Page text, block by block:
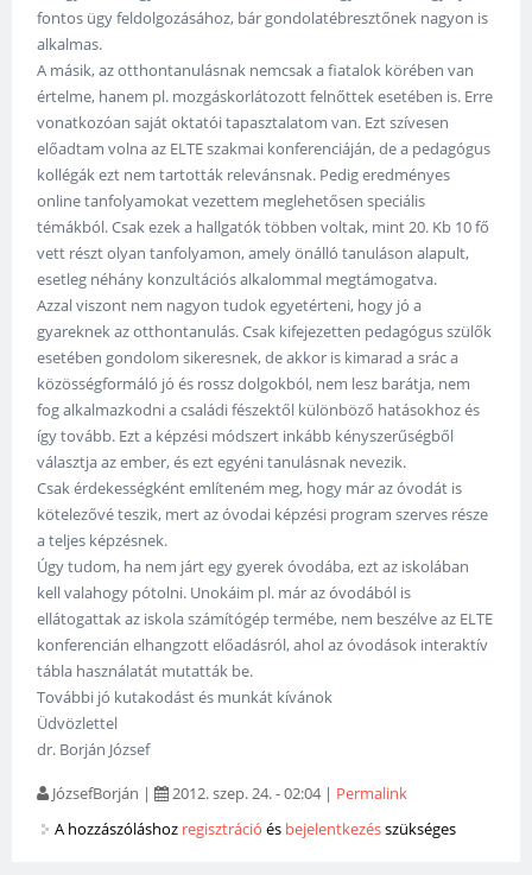
fontos ügy feldolgozásához, bár gondolatébresztőnek nagyon is
alkalmas.
A másik, az otthontanulásnak nemcsak a fiatalok körében van
értelme, hanem pl. mozgáskorlátozott felnőttek esetében is. Erre
vonatkozóan saját oktatói tapasztalatom van. Ezt szívesen
előadtam volna az ELTE szakmai konferenciáján, de a pedagógus
kollégák ezt nem tartották relevánsnak. Pedig eredményes
online tanfolyamokat vezettem meglehetősen speciális
témákból. Csak ezek a hallgatók többen voltak, mint 20. Kb 10 fő
vett részt olyan tanfolyamon, amely önálló tanuláson alapult,
esetleg néhány konzultációs alkalommal megtámogatva.
Azzal viszont nem nagyon tudok egyetérteni, hogy jó a
gyareknek az otthontanulás. Csak kifejezetten pedagógus szülők
esetében gondolom sikeresnek, de akkor is kimarad a srác a
közösségformáló jó és rossz dolgokból, nem lesz barátja, nem
fog alkalmazkodni a családi fészektől különböző hatásokhoz és
így tovább. Ezt a képzési módszert inkább kényszerűségből
választja az ember, és ezt egyéni tanulásnak nevezik.
Csak érdekességként említeném meg, hogy már az óvodát is
kötelezővé teszik, mert az óvodai képzési program szerves része
a teljes képzésnek.
Úgy tudom, ha nem járt egy gyerek óvodába, ezt az iskolában
kell valahogy pótolni. Unokáim pl. már az óvodából is
ellátogattak az iskola számítógép termébe, nem beszélve az ELTE
konferencián elhangzott előadásról, ahol az óvodások interaktív
tábla használatát mutatták be.
További jó kutakodást és munkát kívánok
Üdvözlettel
dr. Borján József
JózsefBorján | 2012. szep. 24. - 02:04| Permalink
A hozzászóláshoz regisztráció és bejelentkezésszükséges